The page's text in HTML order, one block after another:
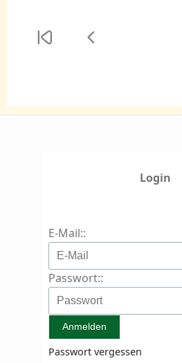
Login
E-Mail::
Passwort::
Passwort vergessen